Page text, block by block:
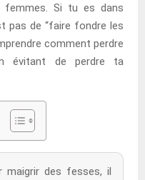
femmes. Si tu es dans
pas de “faire fondre les
comment perdre
évitant de perdre ta
maigrir des fesses, il